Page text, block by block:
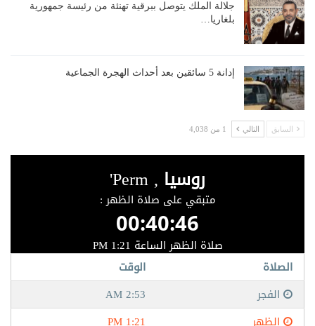
جلالة الملك يتوصل ببرقية تهنئة من رئيسة جمهورية
بلغاريا…
إدانة 5 سائقين بعد أحداث الهجرة الجماعية
السابق التالي 1 من 4,038